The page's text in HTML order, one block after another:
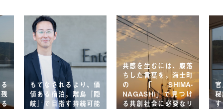
もてなされるより、価
値ある宿泊。離島『隠
岐』で目指す持続可能
共感を生むには、腹落
ちした言葉を。海士町
の「SHIMA-
NAGASHI」で見つけ
る共創社会に必要なリ